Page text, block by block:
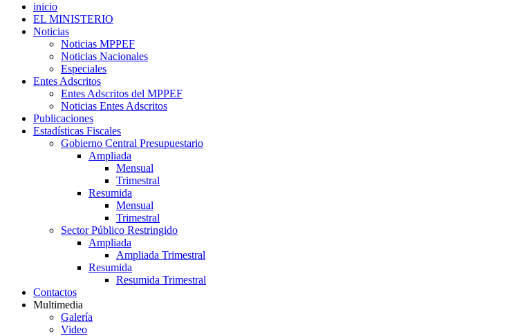
inicio
EL MINISTERIO
Noticias
Noticias MPPEF
Noticias Nacionales
Especiales
Entes Adscritos
Entes Adscritos del MPPEF
Noticias Entes Adscritos
Publicaciones
Estadísticas Fiscales
Gobierno Central Presupuestario
Ampliada
Mensual
Trimestral
Resumida
Mensual
Trimestral
Sector Público Restringido
Ampliada
Ampliada Trimestral
Resumida
Resumida Trimestral
Contactos
Multimedia
Galería
Video